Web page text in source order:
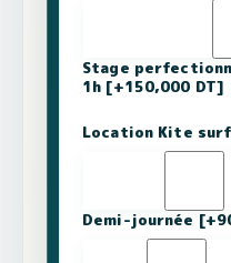
Stage
1h [+150,000 DT]
Location Kite surf
Demi-journée